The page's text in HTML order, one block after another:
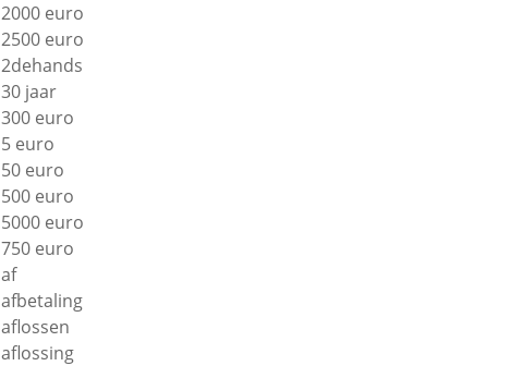
2000 euro
2500 euro
2dehands
30 jaar
300 euro
5 euro
50 euro
500 euro
5000 euro
750 euro
af
afbetaling
aflossen
aflossing